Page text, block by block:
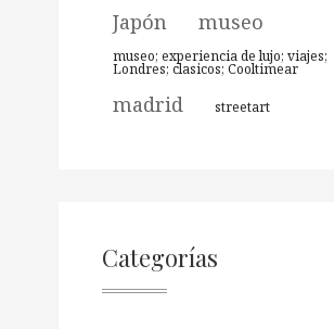
Japón museo
museo; experiencia de lujo; viajes;
Londres; clasicos; Cooltimear
madrid streetart
Categorías